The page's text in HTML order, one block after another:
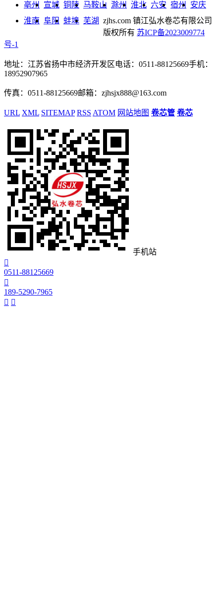
亳州
宣城 铜陵 马鞍山 滁州 淮北 六安 宿州
安庆
淮南 阜阳 蚌埠 芜湖 zjhs.com 镇江弘水卷芯有限公司
版权所有 苏ICP备2023009774
号-1
地址：江苏省扬中市经济开发区电话：0511-88125669手机：
18952907965
传真：0511-88125669邮箱：zjhsjx888@163.com
URL XML SITEMAP RSS ATOM 网站地图 卷芯管 卷芯
手机站

0511-88125669

189-5290-7965
 